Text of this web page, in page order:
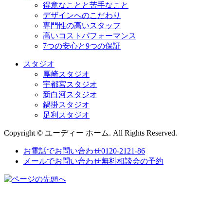
得意なことと苦手なこと
デザインへのこだわり
専⾨性の高いスタッフ
高いコストパフォーマンス
7つの安⼼と9つの保証
スタジオ
厚崎スタジオ
宇都宮スタジオ
新白河スタジオ
鍋掛スタジオ
足利スタジオ
Copyright © ユーディー ホーム. All Rights Reserved.
お電話でお問い合わせ0120-2121-86
メールでお問い合わせ無料相談会の予約